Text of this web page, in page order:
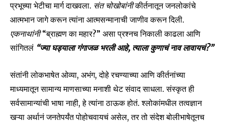
प्रभूच्या भेटीचा मार्ग दाखवला. संत चोखोबांनीकीर्तनातून जनलोकांचे
आत्मभान जागे करून त्यांना आत्मसन्मानाची जाणीव करून दिली.
एकनाथांनी“ब्राह्मण का महार?” असा प्रश्नच निकाली काढला आणि
सांगितलं “ज्या घड्याला गंगाजळ भरली आहे, त्याला कुणाचं नाव लावायचं?”
संतांनी लोकभाषेत ओव्या, अभंग, दोहे रचण्याच्या आणि कीर्तनांच्या
माध्यमातून सामान्य माणसाच्या मनाशी थेट संवाद साधला. संस्कृत ही
सर्वसामान्यांची भाषा नाही, हे त्यांना ठाऊक होतं. श्लोकांमधील तत्वज्ञान
खऱ्या अर्थानं जनतेपर्यंत पोहोचवायचं असेल, तर तो संदेश बोलीभाषेतूनच